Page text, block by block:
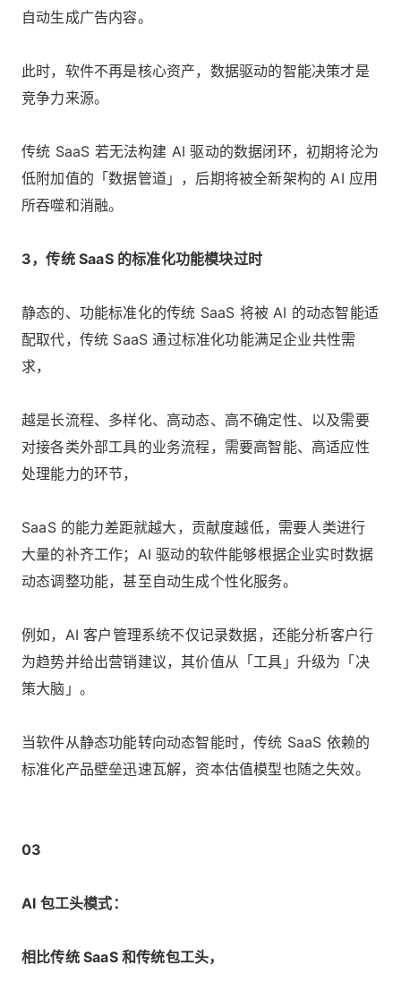
自动生成广告内容。
此时，软件不再是核心资产，数据驱动的智能决策才是
竞争力来源。
传统 SaaS 若无法构建 AI 驱动的数据闭环，初期将沦为
低附加值的「数据管道」，后期将被全新架构的 AI 应用
所吞噬和消融。
3，传统 SaaS 的标准化功能模块过时
静态的、功能标准化的传统 SaaS 将被 AI 的动态智能适
配取代，传统 SaaS 通过标准化功能满足企业共性需
求，
越是长流程、多样化、高动态、高不确定性、以及需要
对接各类外部工具的业务流程，需要高智能、高适应性
处理能力的环节，
SaaS 的能力差距就越大，贡献度越低，需要人类进行
大量的补齐工作；AI 驱动的软件能够根据企业实时数据
动态调整功能，甚至自动生成个性化服务。
例如，AI 客户管理系统不仅记录数据，还能分析客户行
为趋势并给出营销建议，其价值从「工具」升级为「决
策大脑」。
当软件从静态功能转向动态智能时，传统 SaaS 依赖的
标准化产品壁垒迅速瓦解，资本估值模型也随之失效。
03
AI 包工头模式：
相比传统 SaaS 和传统包工头，